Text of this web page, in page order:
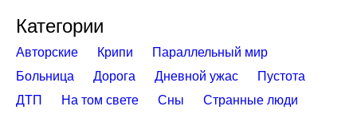
Категории
Авторские Крипи
Параллельный мир
Больница
Дорога Дневной ужас
Пустота
ДТП
На том свете Сны Странные люди